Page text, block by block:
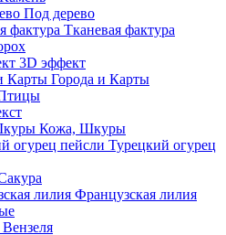
Под дерево
Тканевая фактура
3D эффект
Города и Карты
Кожа, Шкуры
Турецкий огурец
Французская лилия
Вензеля